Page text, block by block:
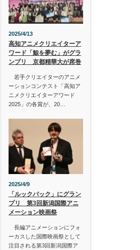
2025/4/13
高知アニメクリエイターア
ワード「鯨を夢む」がグラ
ンプリ 京都精華大が席巻
若手クリエイターのアニメ
ーションコンテスト「高知ア
ニメクリエイターアワード
2025」の各賞が、20…
2025/4/9
「ルックバック」にグラン
プリ 第3回新潟国際アニ
メーション映画祭
長編アニメーションにフォ
ーカスした国際映画祭として
注目される第3回新潟国際ア